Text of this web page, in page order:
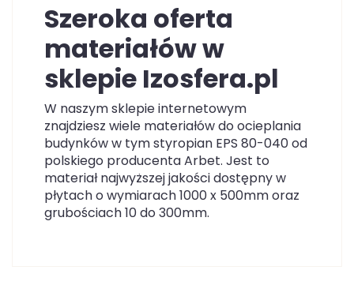
Szeroka oferta
materiałów w
sklepie Izosfera.pl
W naszym sklepie internetowym
znajdziesz wiele materiałów do ocieplania
budynków w tym styropian EPS 80-040 od
polskiego producenta Arbet. Jest to
materiał najwyższej jakości dostępny w
płytach o wymiarach 1000 x 500mm oraz
grubościach 10 do 300mm.